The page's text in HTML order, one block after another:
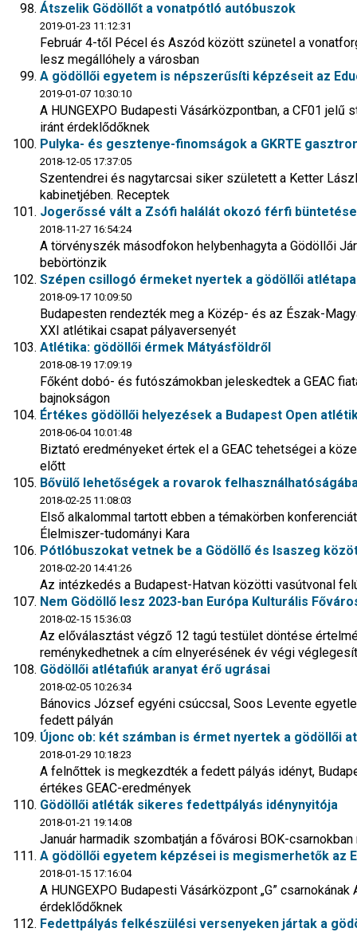
Átszelik Gödöllőt a vonatpótló autóbuszok
2019-01-23 11:12:31
Február 4-től Pécel és Aszód között szünetel a
lesz megállóhely a városban
A gödöllői egyetem is népszerűsíti képzéseit az
2019-01-07 10:30:10
A HUNGEXPO Budapesti Vásárközpontban, a CF01
iránt érdeklődőknek
Pulyka- és gesztenye-finomságok a GKRTE
2018-12-05 17:37:05
Szentendrei és nagytarcsai siker született a Ketter
kabinetjében. Receptek
Jogerőssé vált a Zsófi halálát okozó férfi büntetése
2018-11-27 16:54:24
A törvényszék másodfokon helybenhagyta a Gödöllői
bebörtönzik
Szépen csillogó érmeket nyertek a gödöllői
2018-09-17 10:09:50
Budapesten rendezték meg a Közép- és az Észak-
XXI atlétikai csapat pályaversenyét
Atlétika: gödöllői érmek Mátyásföldről
2018-08-19 17:09:19
Főként dobó- és futószámokban jeleskedtek a GEAC
bajnokságon
Értékes gödöllői helyezések a Budapest Open
2018-06-04 10:01:48
Biztató eredményeket értek el a GEAC tehetségei a
előtt
Bővülő lehetőségek a rovarok
2018-02-25 11:08:03
Első alkalommal tartott ebben a témakörben
Élelmiszer-tudományi Kara
Pótlóbuszokat vetnek be a Gödöllő és Isaszeg
2018-02-20 14:41:26
Az intézkedés a Budapest-Hatvan közötti vasútvonal
Nem Gödöllő lesz 2023-ban Európa Kulturális
2018-02-15 15:36:03
Az előválasztást végző 12 tagú testület döntése
reménykedhetnek a cím elnyerésének év végi
Gödöllői atlétafiúk aranyat érő ugrásai
2018-02-05 10:26:34
Bánovics József egyéni csúccsal, Soos Levente
fedett pályán
Újonc ob: két számban is érmet nyertek a gödöllői
2018-01-29 10:18:23
A felnőttek is megkezdték a fedett pályás idényt,
értékes GEAC-eredmények
Gödöllői atléták sikeres fedettpályás idénynyitója
2018-01-21 19:14:08
Január harmadik szombatján a fővárosi BOK-
A gödöllői egyetem képzései is megismerhetők az
2018-01-15 17:16:04
A HUNGEXPO Budapesti Vásárközpont „G”
érdeklődőknek
Fedettpályás felkészülési versenyeken jártak a